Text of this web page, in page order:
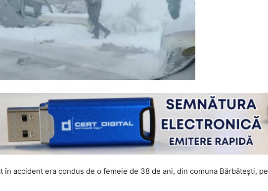
în accident era condus de o femeie de 38 de ani, din comuna Bărbătești, pe